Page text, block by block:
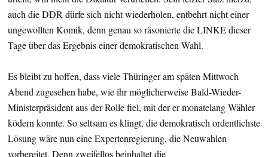
auch die DDR dürfe sich nicht wiederholen, entbehrt nicht einer
ungewollten Komik, denn genau so räsonierte die LINKE dieser
Tage über das Ergebnis einer demokratischen Wahl.
Es bleibt zu hoffen, dass viele Thüringer am späten Mittwoch
Abend zugesehen habe, wie ihr möglicherweise Bald-Wieder-
Ministerpräsident aus der Rolle fiel, mit der er monatelang Wähler
ködern konnte. So seltsam es klingt, die demokratisch ordentlichste
Lösung wäre nun eine Expertenregierung, die Neuwahlen
vorbereitet. Denn zweifellos beinhaltet die